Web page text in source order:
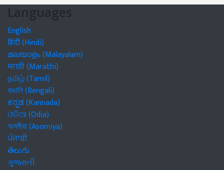
Languages
English
हिंदी (Hindi)
മലയാളം (Malayalam)
मराठी (Marathi)
தமிழ் (Tamil)
বাঙালি (Bengali)
ಕನ್ನಡ (Kannada)
ଓଡିଆ (Odia)
অসমীয়া (Asomiya)
ਪੰਜਾਬੀ
తెలుగు
ગુજરાતી